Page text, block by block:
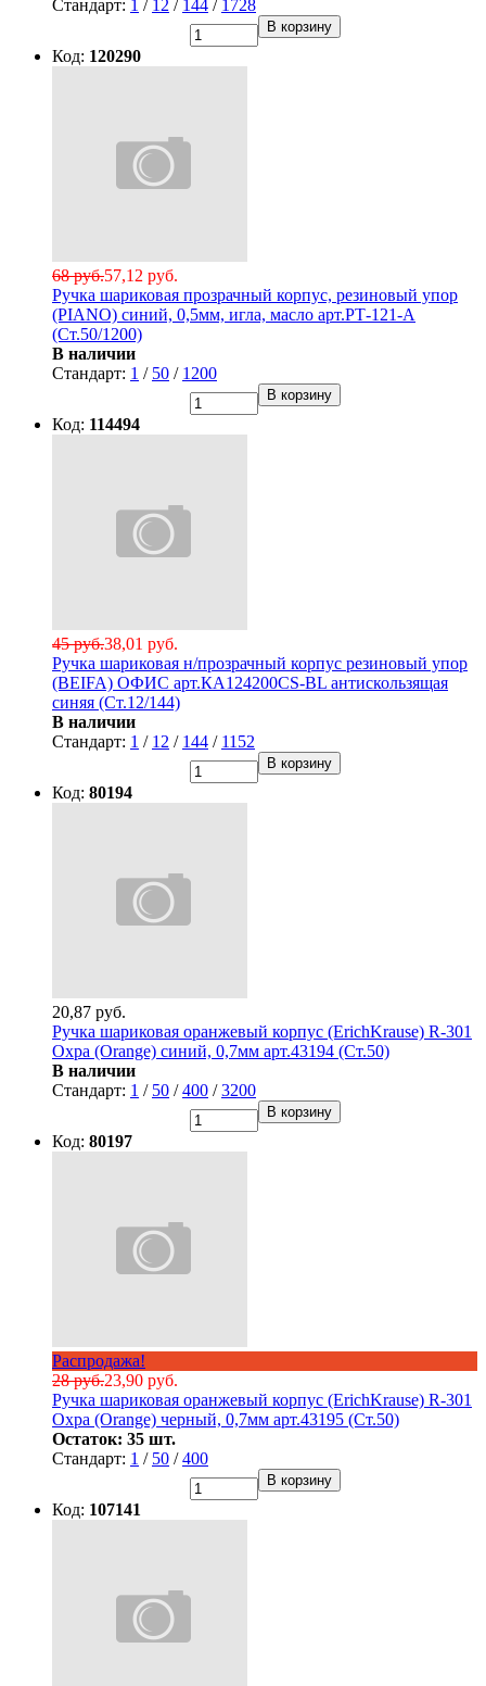
Стандарт: 1 / 12 / 144 / 1728
В корзину
Код: 120290
57,12 руб.
68 руб.
Ручка шариковая прозрачный корпус, резиновый упор
(PIANO) синий, 0,5мм, игла, масло арт.РТ-121-А
(Ст.50/1200)
В наличии
Стандарт: 1 / 50 / 1200
В корзину
Код: 114494
38,01 руб.
45 руб.
Ручка шариковая н/прозрачный корпус резиновый упор
(BEIFA) ОФИС арт.КА124200CS-BL антискользящая
синяя (Ст.12/144)
В наличии
Стандарт: 1 / 12 / 144 / 1152
В корзину
Код: 80194
20,87 руб.
Ручка шариковая оранжевый корпус (ErichKrause) R-301
Охра (Orange) синий, 0,7мм арт.43194 (Ст.50)
В наличии
Стандарт: 1 / 50 /400 /3200
В корзину
Код: 80197
Распродажа!
23,90 руб.
28 руб.
Ручка шариковая оранжевый корпус (ErichKrause) R-301
Охра (Orange) черный, 0,7мм арт.43195 (Ст.50)
Остаток: 35 шт.
Стандарт: 1 / 50 /400
В корзину
Код: 107141